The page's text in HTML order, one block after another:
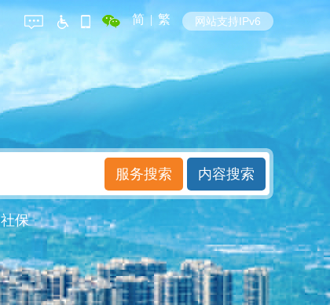
简 | 繁 网站支持IPv6
社保